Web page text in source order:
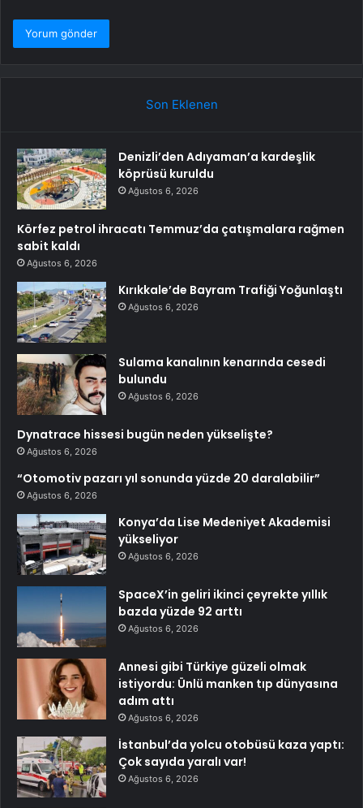
Son Eklenen
Denizli’den Adıyaman’a kardeşlik
köprüsü kuruldu
Ağustos 6, 2026
Körfez petrol ihracatı Temmuz’da çatışmalara rağmen
sabit kaldı
Ağustos 6, 2026
Kırıkkale’de Bayram Trafiği Yoğunlaştı
Ağustos 6, 2026
Sulama kanalının kenarında cesedi
bulundu
Ağustos 6, 2026
Dynatrace hissesi bugün neden yükselişte?
Ağustos 6, 2026
“Otomotiv pazarı yıl sonunda yüzde 20 daralabilir”
Ağustos 6, 2026
Konya’da Lise Medeniyet Akademisi
yükseliyor
Ağustos 6, 2026
SpaceX’in geliri ikinci çeyrekte yıllık
bazda yüzde 92 arttı
Ağustos 6, 2026
Annesi gibi Türkiye güzeli olmak
istiyordu: Ünlü manken tıp dünyasına
adım attı
Ağustos 6, 2026
İstanbul’da yolcu otobüsü kaza yaptı:
Çok sayıda yaralı var!
Ağustos 6, 2026